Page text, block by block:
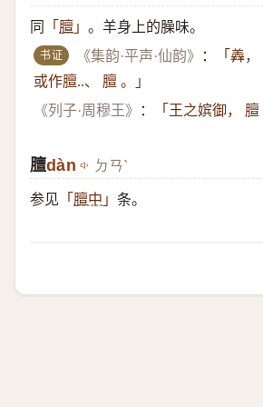
同 「 膻 」 。羊身上的臊味。
书证 《集韵·平声·仙韵》 ： 「羴，
或作膻..、 膻 。」
《列子·周穆王》
： 「王之嫔御，
膻dàn ㄉㄢˋ
参见 「 膻中 」 条。